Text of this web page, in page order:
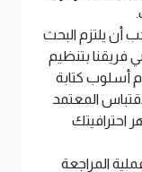
أن يلتزم البحث
فريقنا بتنظيم
أسلوب كتابة
المعتمد
احترافيتك
المراجعة